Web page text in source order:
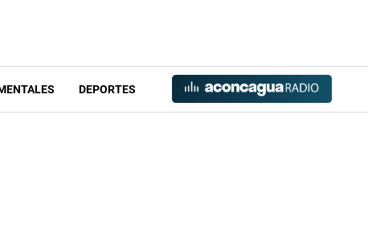
DEPORTES